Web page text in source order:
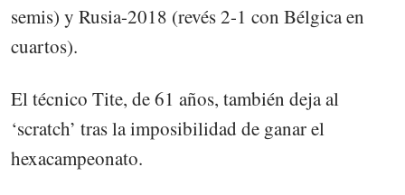
semis) y Rusia-2018 (revés 2-1 con Bélgica en
cuartos).
El técnico Tite, de 61 años, también deja al
‘scratch’ tras la imposibilidad de ganar el
hexacampeonato.